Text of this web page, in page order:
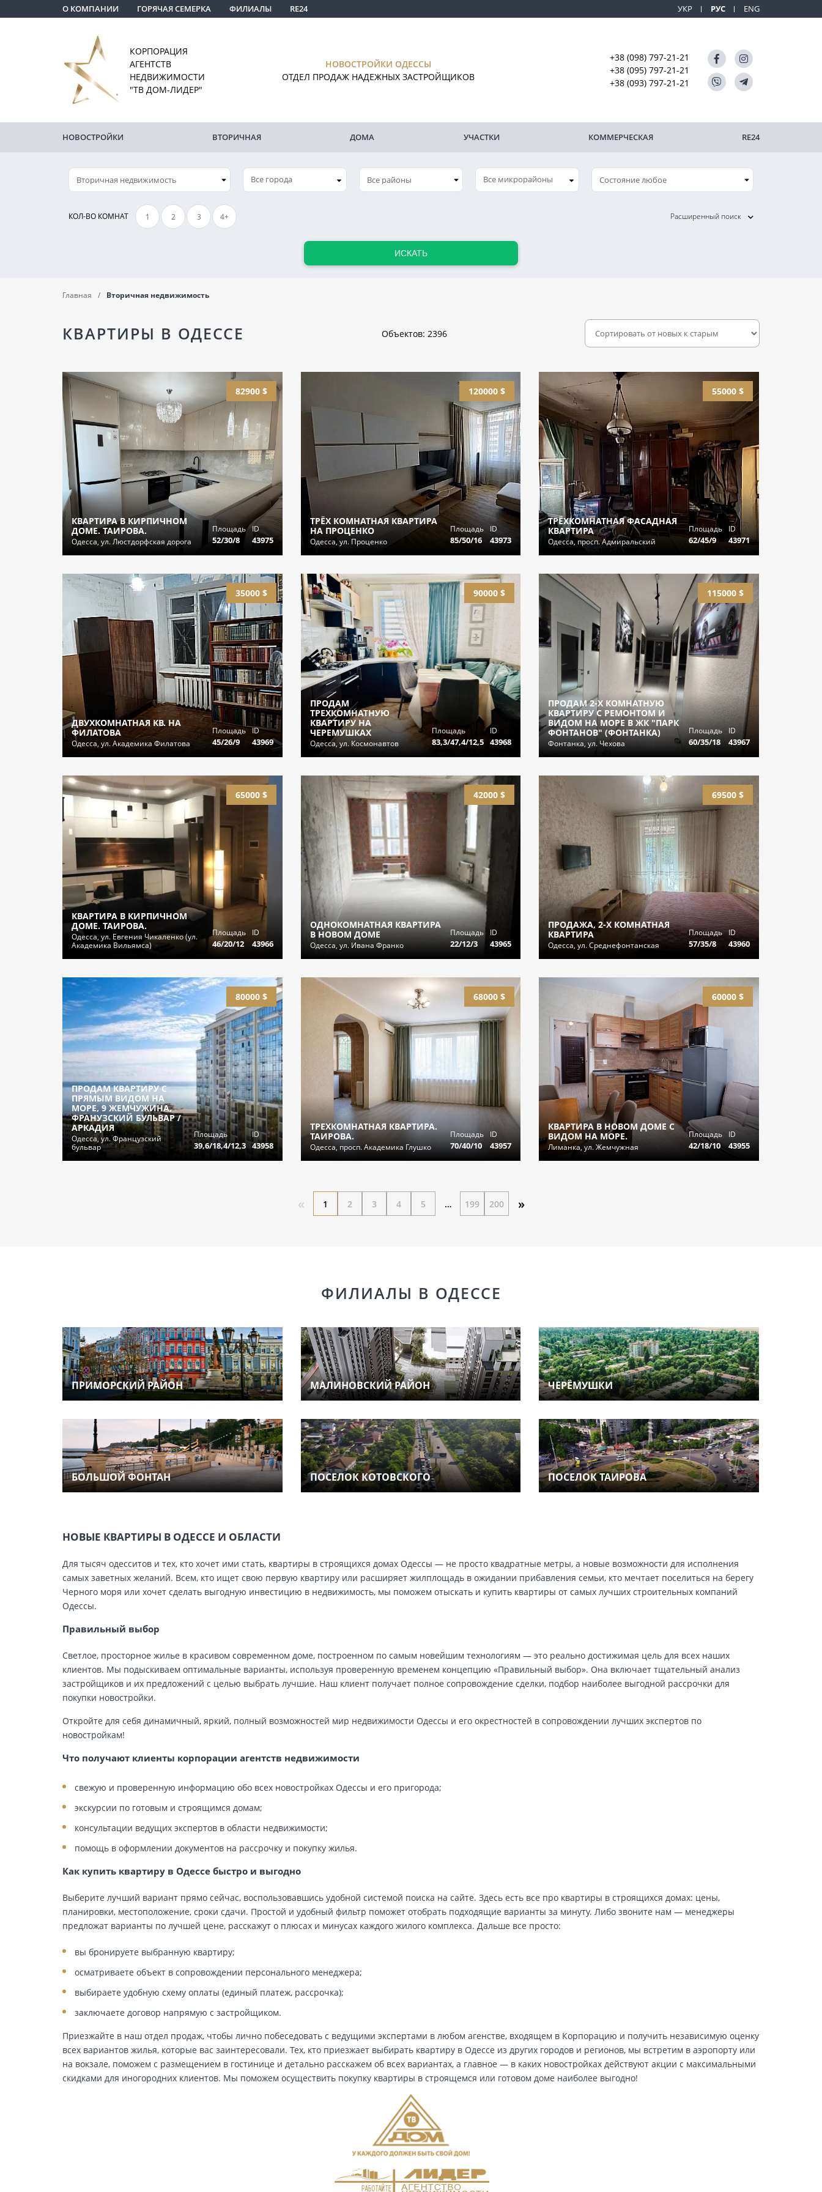
О КОМПАНИИ ГОРЯЧАЯ СЕМЕРКА ФИЛИАЛЫ RE24 УКР РУС ENG
КОРПОРАЦИЯ
АГЕНТСТВ
НЕДВИЖИМОСТИ
"ТВ ДОМ-ЛИДЕР"
НОВОСТРОЙКИ ОДЕССЫ
ОТДЕЛ ПРОДАЖ НАДЕЖНЫХ ЗАСТРОЙЩИКОВ
+38 (098) 797-21-21
+38 (095) 797-21-21
+38 (093) 797-21-21
НОВОСТРОЙКИ ВТОРИЧНАЯ ДОМА УЧАСТКИ КОММЕРЧЕСКАЯ RE24
Все города Все микрорайоны
КОЛ-ВО КОМНАТ 1 2 3 4+ Расширенный поиск
ИСКАТЬ
Главная Вторичная недвижимость
КВАРТИРЫ В ОДЕССЕ Объектов: 2396
82900 $
КВАРТИРА В КИРПИЧНОМ
ДОМЕ. ТАИРОВА.
Одесса, ул. Люстдорфская дорога
Площадь
52/30/8
ID
43975
120000 $
ТРЁХ КОМНАТНАЯ КВАРТИРА
НА ПРОЦЕНКО
Одесса, ул. Проценко
Площадь
85/50/16
ID
43973
55000 $
ТРЁХКОМНАТНАЯ ФАСАДНАЯ
КВАРТИРА
Одесса, просп. Адмиральский
Площадь
62/45/9
ID
43971
35000 $
ДВУХКОМНАТНАЯ КВ. НА
ФИЛАТОВА
Одесса, ул. Академика Филатова
Площадь
45/26/9
ID
43969
90000 $
ПРОДАМ
ТРЕХКОМНАТНУЮ
КВАРТИРУ НА
ЧЕРЕМУШКАХ
Одесса, ул. Космонавтов
Площадь
83,3/47,4/12,5
ID
43968
115000 $
ПРОДАМ 2-Х КОМНАТНУЮ
КВАРТИРУ С РЕМОНТОМ И
ВИДОМ НА МОРЕ В ЖК "ПАРК
ФОНТАНОВ" (ФОНТАНКА)
Фонтанка, ул. Чехова
Площадь
60/35/18
ID
43967
65000 $
КВАРТИРА В КИРПИЧНОМ
ДОМЕ. ТАИРОВА.
Одесса, ул. Евгения Чикаленко (ул.
Академика Вильямса)
Площадь
46/20/12
ID
43966
42000 $
ОДНОКОМНАТНАЯ КВАРТИРА
В НОВОМ ДОМЕ
Одесса, ул. Ивана Франко
Площадь
22/12/3
ID
43965
69500 $
ПРОДАЖА, 2-Х КОМНАТНАЯ
КВАРТИРА
Одесса, ул. Среднефонтанская
Площадь
57/35/8
ID
43960
80000 $
ПРОДАМ КВАРТИРУ С
ПРЯМЫМ ВИДОМ НА
МОРЕ, 9 ЖЕМЧУЖИНА,
ФРАНУЗСКИЙ БУЛЬВАР /
АРКАДИЯ
Одесса, ул. Французский
бульвар
Площадь
39,6/18,4/12,3
ID
43958
68000 $
ТРЕХКОМНАТНАЯ КВАРТИРА.
ТАИРОВА.
Одесса, просп. Академика Глушко
Площадь
70/40/10
ID
43957
60000 $
КВАРТИРА В НОВОМ ДОМЕ С
ВИДОМ НА МОРЕ.
Лиманка, ул. Жемчужная
Площадь
42/18/10
ID
43955
« 1 2 3 4 5 … 199 200 »
ФИЛИАЛЫ В ОДЕССЕ
ПРИМОРСКИЙ РАЙОН МАЛИНОВСКИЙ РАЙОН ЧЕРЁМУШКИ
БОЛЬШОЙ ФОНТАН ПОСЕЛОК КОТОВСКОГО ПОСЕЛОК ТАИРОВА
НОВЫЕ КВАРТИРЫ В ОДЕССЕ И ОБЛАСТИ
Для тысяч одесситов и тех, кто хочет ими стать, квартиры в строящихся домах Одессы — не просто квадратные метры, а новые возможности для исполнения
самых заветных желаний. Всем, кто ищет свою первую квартиру или расширяет жилплощадь в ожидании прибавления семьи, кто мечтает поселиться на берегу
Черного моря или хочет сделать выгодную инвестицию в недвижимость, мы поможем отыскать и купить квартиры от самых лучших строительных компаний
Одессы.
Правильный выбор
Светлое, просторное жилье в красивом современном доме, построенном по самым новейшим технологиям — это реально достижимая цель для всех наших
клиентов. Мы подыскиваем оптимальные варианты, используя проверенную временем концепцию «Правильный выбор». Она включает тщательный анализ
застройщиков и их предложений с целью выбрать лучшие. Наш клиент получает полное сопровождение сделки, подбор наиболее выгодной рассрочки для
покупки новостройки.
Откройте для себя динамичный, яркий, полный возможностей мир недвижимости Одессы и его окрестностей в сопровождении лучших экспертов по
новостройкам!
Что получают клиенты корпорации агентств недвижимости
свежую и проверенную информацию обо всех новостройках Одессы и его пригорода;
экскурсии по готовым и строящимся домам;
консультации ведущих экспертов в области недвижимости;
помощь в оформлении документов на рассрочку и покупку жилья.
Как купить квартиру в Одессе быстро и выгодно
Выберите лучший вариант прямо сейчас, воспользовавшись удобной системой поиска на сайте. Здесь есть все про квартиры в строящихся домах: цены,
планировки, местоположение, сроки сдачи. Простой и удобный фильтр поможет отобрать подходящие варианты за минуту. Либо звоните нам — менеджеры
предложат варианты по лучшей цене, расскажут о плюсах и минусах каждого жилого комплекса. Дальше все просто:
вы бронируете выбранную квартиру;
осматриваете объект в сопровождении персонального менеджера;
выбираете удобную схему оплаты (единый платеж, рассрочка);
заключаете договор напрямую с застройщиком.
Приезжайте в наш отдел продаж, чтобы лично побеседовать с ведущими экспертами в любом агенстве, входящем в Корпорацию и получить независимую оценку
всех вариантов жилья, которые вас заинтересовали. Тех, кто приезжает выбирать квартиру в Одессе из других городов и регионов, мы встретим в аэропорту или
на вокзале, поможем с размещением в гостинице и детально расскажем об всех вариантах, а главное — в каких новостройках действуют акции с максимальными
скидками для иногородних клиентов. Мы поможем осуществить покупку квартиры в строящемся или готовом доме наиболее выгодно!